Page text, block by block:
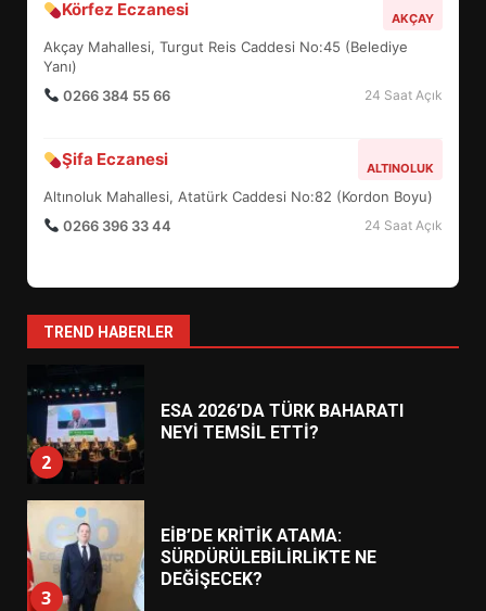
Körfez Eczanesi AKÇAY
Akçay Mahallesi, Turgut Reis Caddesi No:45 (Belediye
Yanı)
0266 384 55 66
24 Saat Açık
Şifa Eczanesi ALTINOLUK
Altınoluk Mahallesi, Atatürk Caddesi No:82 (Kordon Boyu)
0266 396 33 44
24 Saat Açık
TREND HABERLER
6
TURNUVASI KAYITLARI NEYİ
7
YENİ YÖNETİM NASIL
ŞEKİLLENDİ?
1
HAREKETE GEÇİYOR: GÖZLER
2
ESA 2026’DA TÜRK BAHARATI
NEYİ TEMSİL ETTİ?
3
EİB’DE KRİTİK ATAMA:
SÜRDÜRÜLEBİLİRLİKTE NE
DEĞİŞECEK?